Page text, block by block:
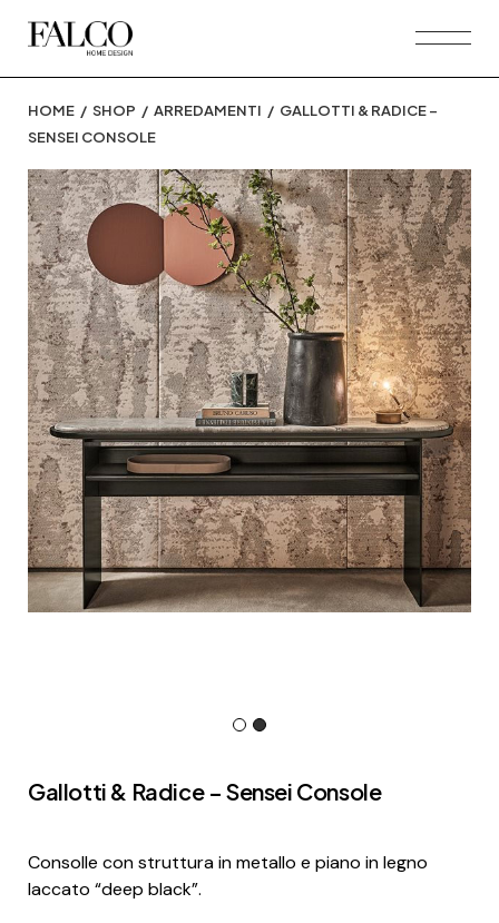
HOME SHOP ARREDAMENTI
GALLOTTI & RADICE –
SENSEI CONSOLE
Gallotti & Radice – Sensei Console
Consolle con struttura in metallo e piano in legno
laccato “deep black”.